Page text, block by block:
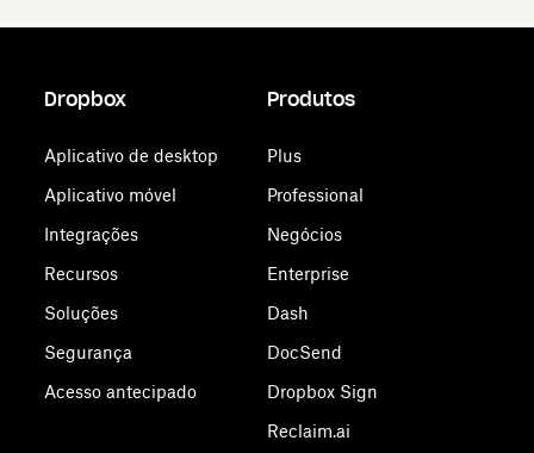
Dropbox
Aplicativo de desktop
Aplicativo móvel
Integrações
Recursos
Soluções
Segurança
Acesso antecipado
Produtos
Plus
Professional
Negócios
Enterprise
Dash
DocSend
Dropbox Sign
Reclaim.ai